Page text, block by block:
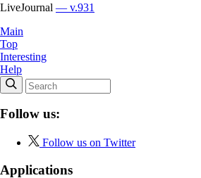
LiveJournal — v.931
Main
Top
Interesting
Help
Follow us:
Follow us on Twitter
Applications